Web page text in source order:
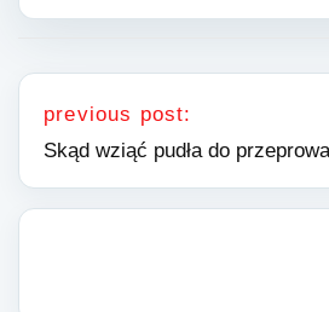
Nawigacja wpisu
previous post:
Skąd wziąć pudła do